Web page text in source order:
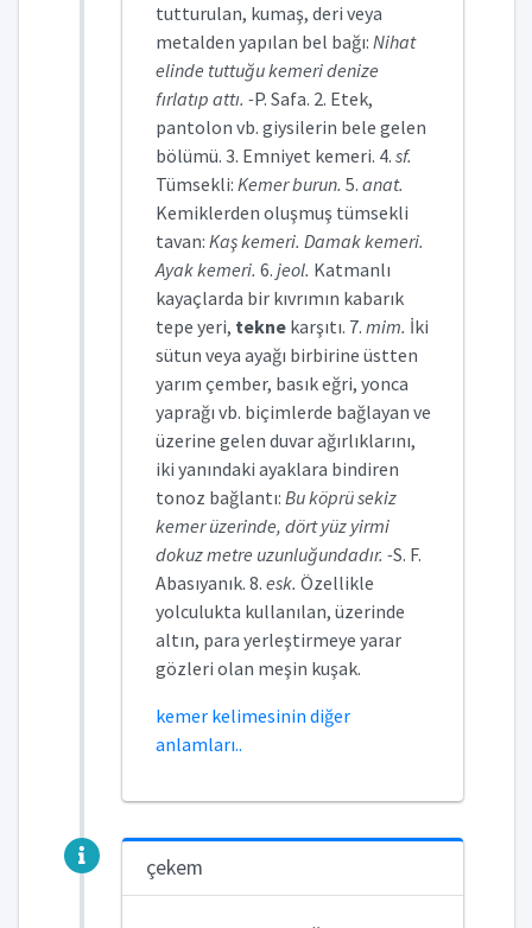
tutturulan, kumaş, deri veya
metalden yapılan bel bağı: Nihat
elinde tuttuğu kemeri denize
fırlatıp attı. -P. Safa. 2. Etek,
pantolon vb. giysilerin bele gelen
bölümü. 3. Emniyet kemeri. 4. sf.
Tümsekli: Kemer burun. 5. anat.
Kemiklerden oluşmuş tümsekli
tavan: Kaş kemeri. Damak kemeri.
Ayak kemeri. 6. jeol. Katmanlı
kayaçlarda bir kıvrımın kabarık
tepe yeri, teknekarşıtı. 7. mim. İki
sütun veya ayağı birbirine üstten
yarım çember, basık eğri, yonca
yaprağı vb. biçimlerde bağlayan ve
üzerine gelen duvar ağırlıklarını,
iki yanındaki ayaklara bindiren
tonoz bağlantı: Bu köprü sekiz
kemer üzerinde, dört yüz yirmi
dokuz metre uzunluğundadır. -S. F.
Abasıyanık. 8. esk. Özellikle
yolculukta kullanılan, üzerinde
altın, para yerleştirmeye yarar
gözleri olan meşin kuşak.
kemer kelimesinin diğer
anlamları..
çekem